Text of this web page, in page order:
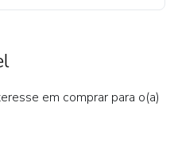
em comprar para o(a)